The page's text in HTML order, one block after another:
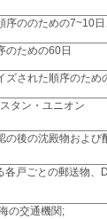
序ののための7~10日
のための60日
ズされた順序のため
タン・ユニオン
の後の沈殿物および
各戸ごとの郵送物、
の交通機関;